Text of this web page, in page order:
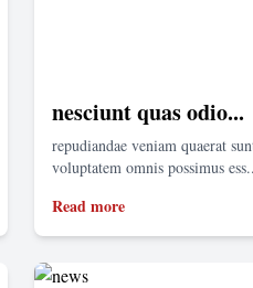
nesciunt quas odio...
repudiandae veniam quaerat
voluptatem omnis possimus
Read more